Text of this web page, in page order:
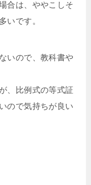
合は、ややこしそ
いです。
いので、教科書や
、比例式の等式証
ので気持ちが良い